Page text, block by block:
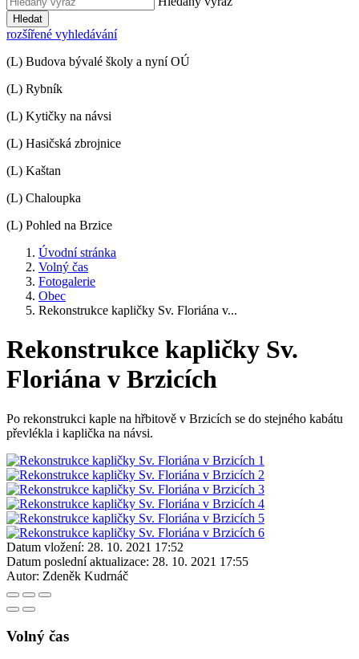
Hledat
rozšířené vyhledávání
(L) Budova bývalé školy a nyní OÚ
(L) Rybník
(L) Kytičky na návsi
(L) Hasičská zbrojnice
(L) Kaštan
(L) Chaloupka
(L) Pohled na Brzice
Úvodní stránka
Volný čas
Fotogalerie
Obec
Rekonstrukce kapličky Sv. Floriána v...
Rekonstrukce kapličky Sv.
Floriána v Brzicích
Po rekonstrukci kaple na hřbitově v Brzicích se do stejného kabátu
převlékla i kaplička na návsi.
Datum vložení: 28. 10. 2021 17:52
Datum poslední aktualizace: 28. 10. 2021 17:55
Autor: Zdeněk Kudrnáč
Volný čas